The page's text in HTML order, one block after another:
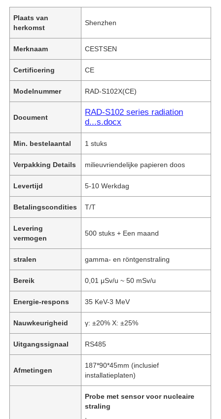
Plaats van
herkomst
Shenzhen
Merknaam CESTSEN
Certificering CE
Modelnummer RAD-S102X(CE)
Document
RAD-S102 series radiation
d...s.docx
Min. bestelaantal 1 stuks
Verpakking Details milieuvriendelijke papieren doos
Levertijd 5-10 Werkdag
Betalingscondities T/T
Levering
vermogen
500 stuks + Een maand
stralen gamma- en röntgenstraling
Bereik 0,01 μSv/u ~ 50 mSv/u
Energie-respons 35 KeV-3 MeV
Nauwkeurigheid γ: ±20% X: ±25%
Uitgangssignaal RS485
Afmetingen
187*90*45mm (inclusief
installatieplaten)
Probe met sensor voor nucleaire
straling